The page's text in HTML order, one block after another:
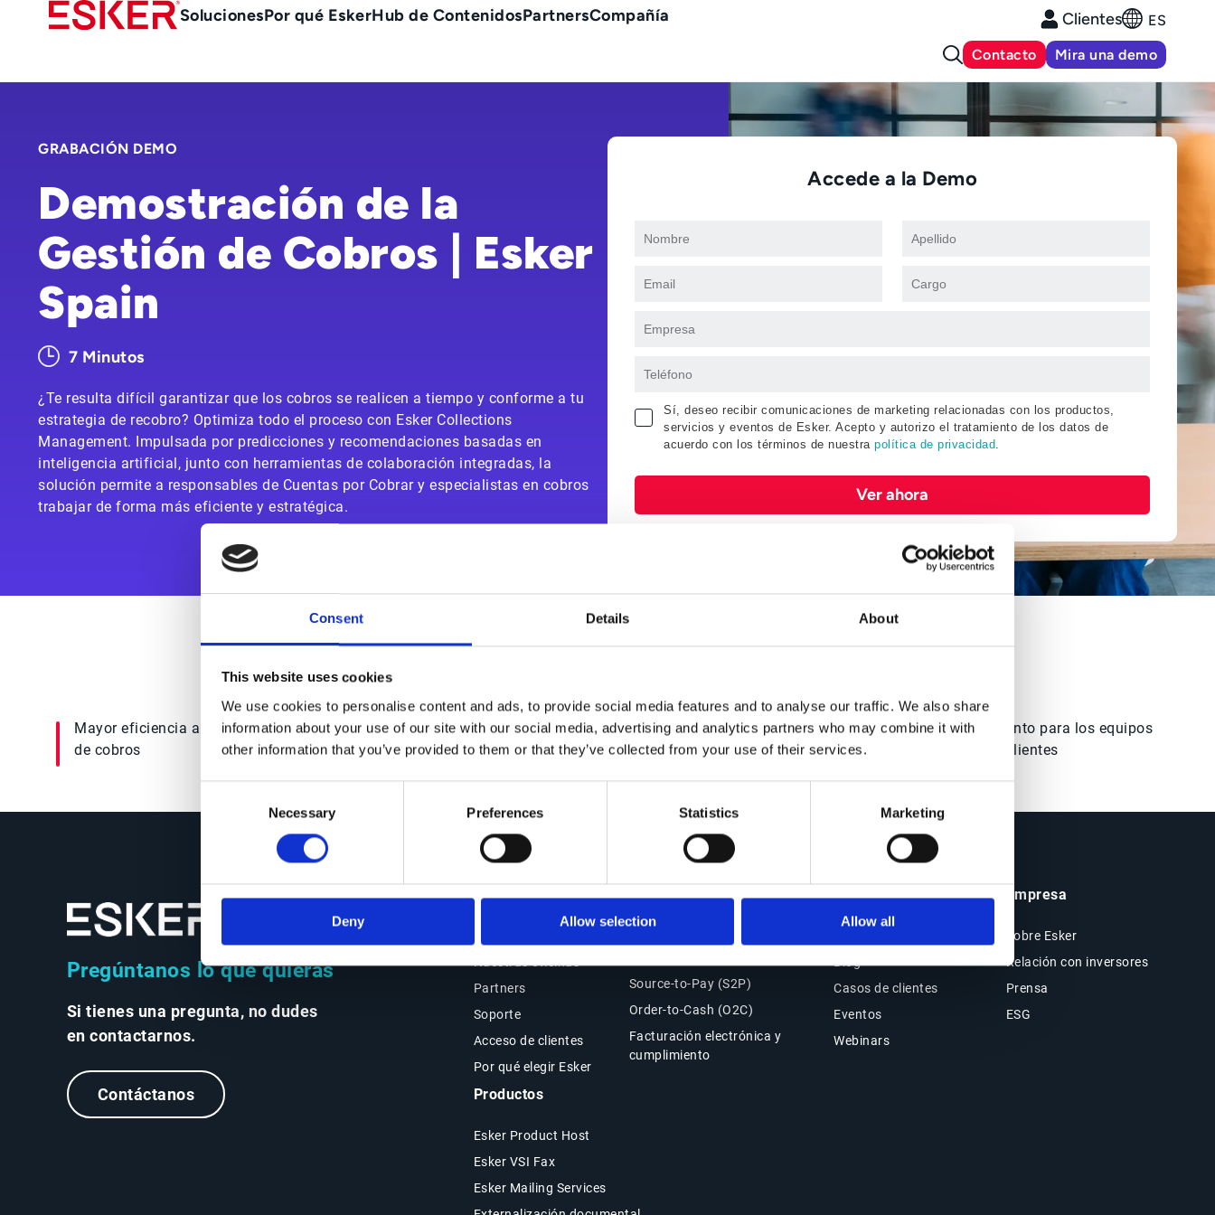
Consent Details About
This website uses cookies
We use cookies to personalise content and ads, to provide social media features and to analyse our traffic. We also share
information about your use of our site with our social media, advertising and analytics partners who may combine it with
other information that you’ve provided to them or that they’ve collected from your use of their services.
Selection
Necessary Preferences Statistics Marketing
Deny Allow selection Allow all
content
Main
SolucionesPor qué EskerHub de ContenidosPartnersCompañía Clientes ES
Contacto Mira una demo
GRABACIÓN DEMO
Demostración de la
Gestión de Cobros | Esker
Spain
7 Minutos
¿Te resulta difícil garantizar que los cobros se realicen a tiempo y conforme a tu
estrategia de recobro? Optimiza todo el proceso con Esker Collections
Management. Impulsada por predicciones y recomendaciones basadas en
inteligencia artificial, junto con herramientas de colaboración integradas, la
solución permite a responsables de Cuentas por Cobrar y especialistas en cobros
trabajar de forma más eficiente y estratégica.
Accede a la Demo
Sí, deseo recibir comunicaciones de marketing relacionadas con los productos,
servicios y eventos de Esker. Acepto y autorizo el tratamiento de los datos de
acuerdo con los términos de nuestra política de privacidad
Ver ahora
Mayor eficiencia a lo largo de todo el proceso
de cobros
Más visibilidad sobre el efectivo entrante y el
rendimiento de los cobros
Una mejor experiencia tanto para los equipos
internos como para los clientes
Pregúntanos lo que quieras
Si tienes una pregunta, no dudes
en contactarnos.
Contáctanos
Contacto
Nuestras oficinas
Partners
Soporte
Acceso de clientes
Por qué elegir Esker
Soluciones Office of the
CFO
Source-to-Pay (S2P)
Order-to-Cash (O2C)
Facturación electrónica y
cumplimiento
Insights y Recursos
Blog
Casos de clientes
Eventos
Webinars
Empresa
Sobre Esker
Relación con inversores
Prensa
ESG
Productos
Esker Product Host
Esker VSI Fax
Esker Mailing Services